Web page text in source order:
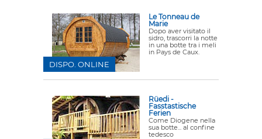
Le Tonneau de
Marie
Dopo aver visitato il
sidro, trascorri la notte
in una botte tra i meli
in Pays de Caux.
DISPO. ONLINE
Rüedi -
Fasstastische
Ferien
Come Diogene nella
sua botte... al confine
tedesco